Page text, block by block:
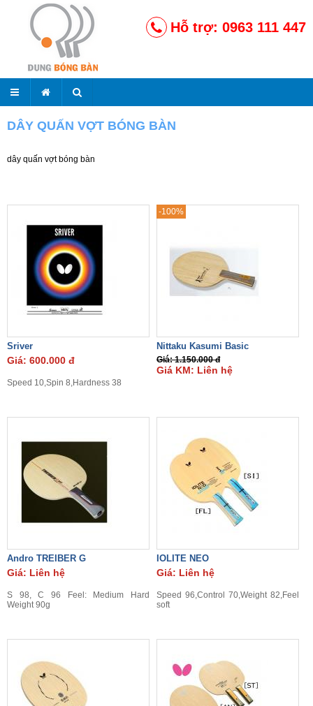
Hỗ trợ: 0963 111 447
DÂY QUẤN VỢT BÓNG BÀN
dây quấn vợt bóng bàn
Sriver
Giá: 600.000 đ
Speed 10,Spin 8,Hardness 38
-100%
Nittaku Kasumi Basic
Giá: 1.150.000 đ
Giá KM: Liên hệ
Andro TREIBER G
Giá: Liên hệ
S 98, C 96 Feel: Medium Hard
Weight 90g
IOLITE NEO
Giá: Liên hệ
Speed 96,Control 70,Weight 82,Feel
soft